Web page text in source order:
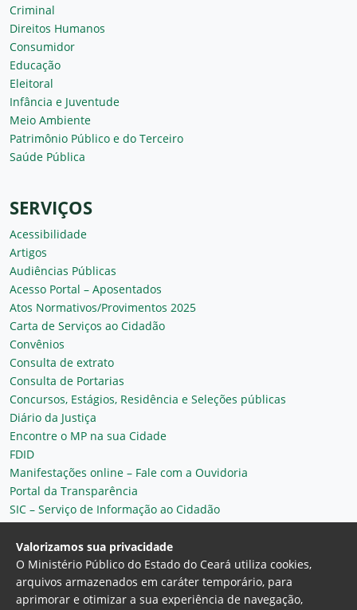
Criminal
Direitos Humanos
Consumidor
Educação
Eleitoral
Infância e Juventude
Meio Ambiente
Patrimônio Público e do Terceiro
Saúde Pública
SERVIÇOS
Acessibilidade
Artigos
Audiências Públicas
Acesso Portal – Aposentados
Atos Normativos/Provimentos 2025
Carta de Serviços ao Cidadão
Convênios
Consulta de extrato
Consulta de Portarias
Concursos, Estágios, Residência e Seleções públicas
Diário da Justiça
Encontre o MP na sua Cidade
FDID
Manifestações online – Fale com a Ouvidoria
Portal da Transparência
SIC – Serviço de Informação ao Cidadão
Plantão MP do Ceará
Secretaria Geral
Valorizamos sua privacidade
O Ministério Público do Estado do Ceará utiliza cookies,
arquivos armazenados em caráter temporário, para
aprimorar e otimizar a sua experiência de navegação,